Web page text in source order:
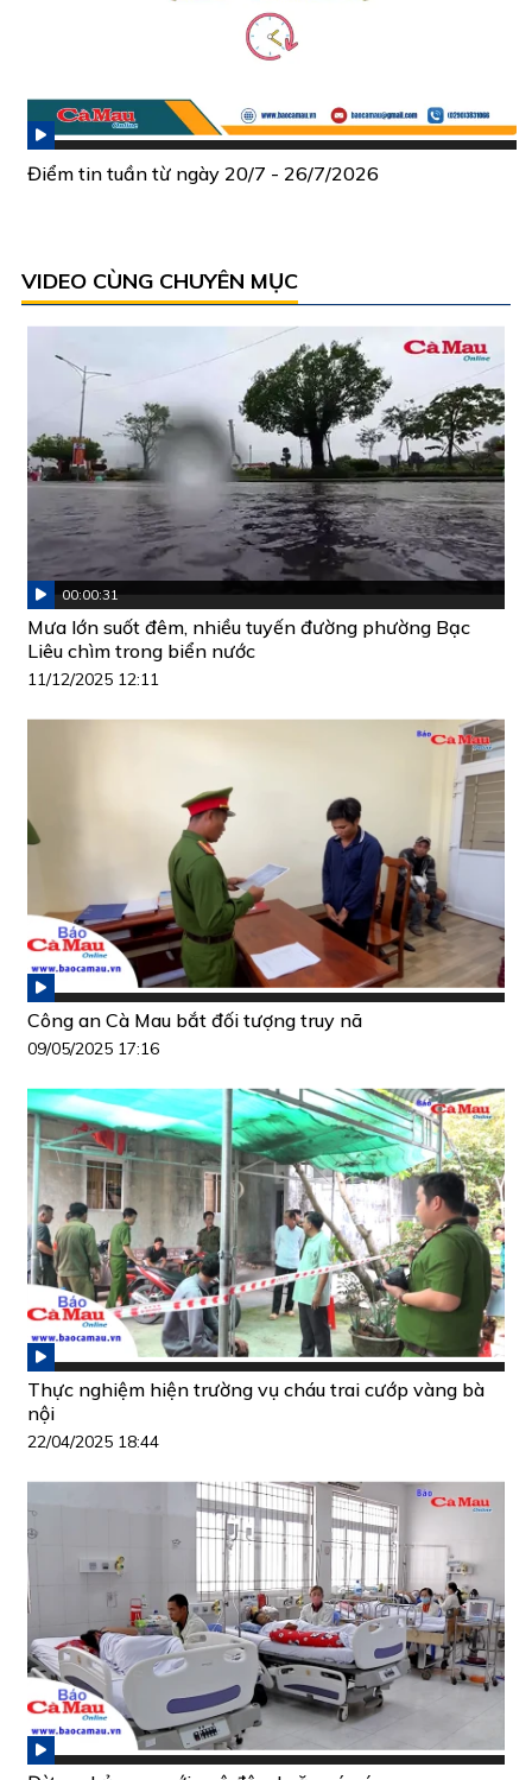
Điểm tin tuần từ ngày 20/7 - 26/7/2026
VIDEO CÙNG CHUYÊN MỤC
00:00:31
Mưa lớn suốt đêm, nhiều tuyến đường phường Bạc
Liêu chìm trong biển nước
11/12/2025 12:11
Công an Cà Mau bắt đối tượng truy nã
09/05/2025 17:16
Thực nghiệm hiện trường vụ cháu trai cướp vàng bà
nội
22/04/2025 18:44